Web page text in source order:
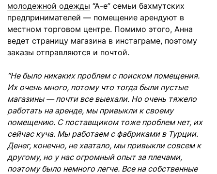
молодежной одежды “А-е” семьи бахмутских
предпринимателей — помещение арендуют в
местном торговом центре. Помимо этого, Анна
ведет страницу магазина в инстаграме, поэтому
заказы отправляются и почтой.
“Не было никаких проблем с поиском помещения.
Их очень много, потому что тогда были пустые
магазины — почти все выехали. Но очень тяжело
работать на аренде, мы привыкли к своему
помещению. С поставщиком тоже проблем нет, их
сейчас куча. Мы работаем с фабриками в Турции.
Денег, конечно, не хватало, мы привыкли совсем к
другому, но у нас огромный опыт за плечами,
поэтому было немного легче. Все на собственные